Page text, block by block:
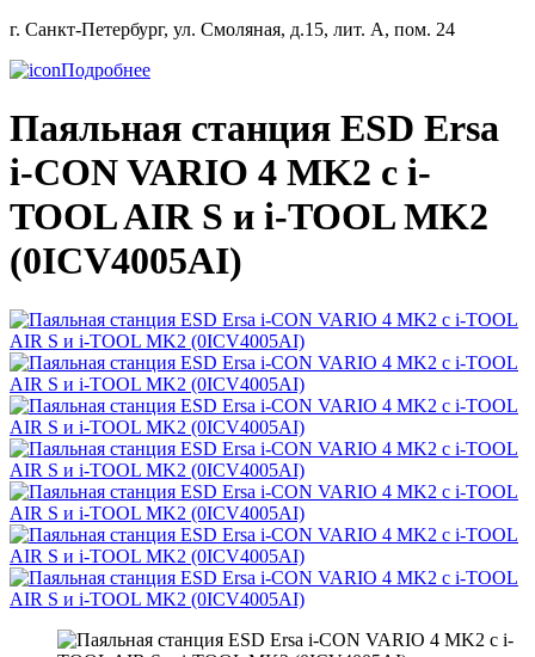
г. Санкт-Петербург, ул. Смоляная, д.15, лит. А, пом. 24
Подробнее
Паяльная станция ESD Ersa
i-CON VARIO 4 MK2 с i-
TOOL AIR S и i-TOOL MK2
(0ICV4005AI)